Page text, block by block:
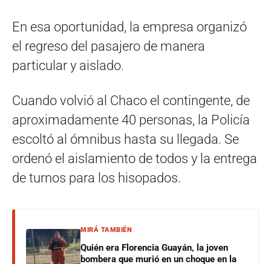
En esa oportunidad, la empresa organizó
el regreso del pasajero de manera
particular y aislado.
Cuando volvió al Chaco el contingente, de
aproximadamente 40 personas, la Policía
escoltó al ómnibus hasta su llegada. Se
ordenó el aislamiento de todos y la entrega
de turnos para los hisopados.
MIRÁ TAMBIÉN
Quién era Florencia Guayán, la joven
bombera que murió en un choque en la